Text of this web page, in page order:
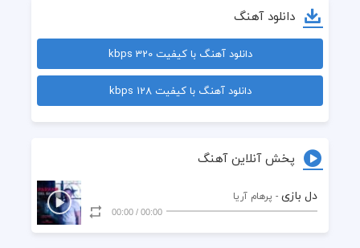
  هر ثانیه مقدس
  *دل‌‌دل، دوباره از نو
  ‌دل‌بازی من و تو
  همپوشی تب و تن
دانلود آهنگ
دانلود آهنگ با کیفیت 320 kbps
دانلود آهنگ با کیفیت 128 kbps
پخش آنلاین آهنگ
دل بازی - پرهام آریا
00:00
/
00:00